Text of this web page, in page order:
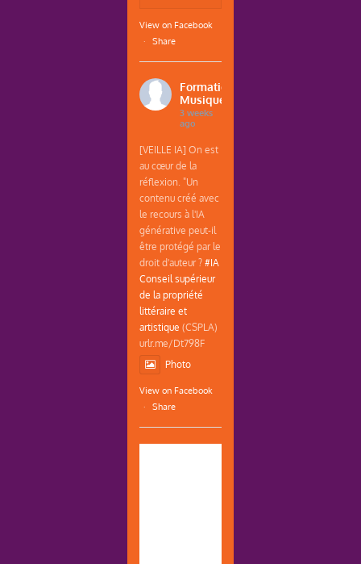
View on Facebook
·
Share
Formations
Musique
3 weeks
ago
[VEILLE IA] On est
au cœur de la
réflexion. "Un
contenu créé avec
le recours à l'IA
générative peut-il
être protégé par le
droit d'auteur ?#IA
Conseil supérieur
de la propriété
littéraire et
artistique (CSPLA)
urlr.me/Dt798F
Photo
View on Facebook
·
Share